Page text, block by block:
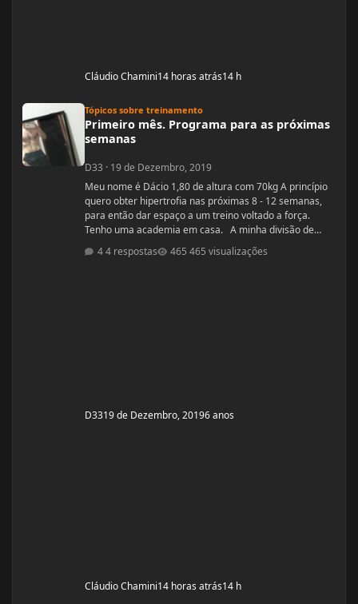
Cláudio Chamini14 horas atrás14 h
Tópicos sobre treinamento
Primeiro mês. Programa para as próximas
semanas
D33 · 19 de Dezembro, 2019
Meu nome é Dácio 1,80 de altura com 70kg A princípio
quero obter hipertrofia nas próximas 8 - 12 semanas,
para então dar espaço a um treino voltado a força.
Tenho uma academia em casa. A minha divisão de
RDL: 3x8 - 37,5kg Panturilha com uma perna 3x20 - 8kg
4 respostas 465 visualizações
D3319 de Dezembro, 20196 anos
Cláudio Chamini14 horas atrás14 h